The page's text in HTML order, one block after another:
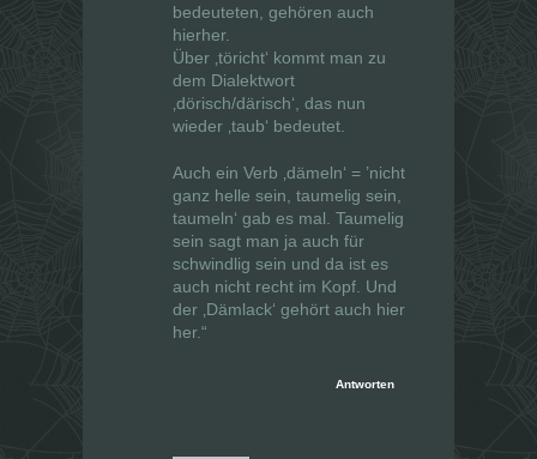
bedeuteten, gehören auch
hierher.
Über ‚töricht‘ kommt man zu
dem Dialektwort
‚dörisch/därisch‘, das nun
wieder ‚taub‘ bedeutet.
Auch ein Verb ‚dämeln‘ = ’nicht
ganz helle sein, taumelig sein,
taumeln‘ gab es mal. Taumelig
sein sagt man ja auch für
schwindlig sein und da ist es
auch nicht recht im Kopf. Und
der ‚Dämlack‘ gehört auch hier
her.“
Antworten